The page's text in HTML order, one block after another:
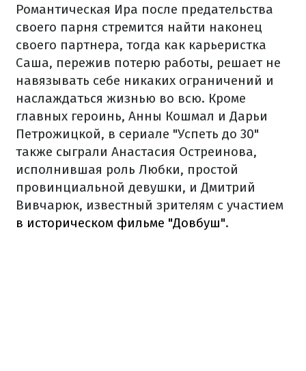
Романтическая Ира после предательства
своего парня стремится найти наконец
своего партнера, тогда как карьеристка
Саша, пережив потерю работы, решает не
навязывать себе никаких ограничений и
наслаждаться жизнью во всю. Кроме
главных героинь, Анны Кошмал и Дарьи
Петрожицкой, в сериале "Успеть до 30"
также сыграли Анастасия Остреинова,
исполнившая роль Любки, простой
провинциальной девушки, и Дмитрий
Вивчарюк, известный зрителям с участием
в историческом фильме "Довбуш".